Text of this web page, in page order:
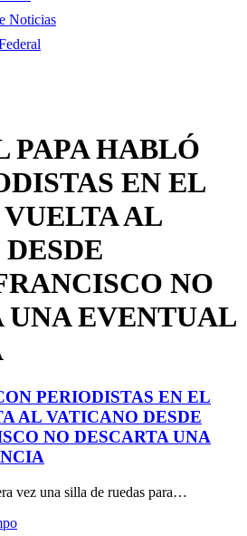
Noticias
PAPA HABLÓ
EN EL
AL
NO
UNA EVENTUAL
PERIODISTAS EN EL
AL VATICANO DESDE
NO DESCARTA UNA
vez una silla de ruedas para…